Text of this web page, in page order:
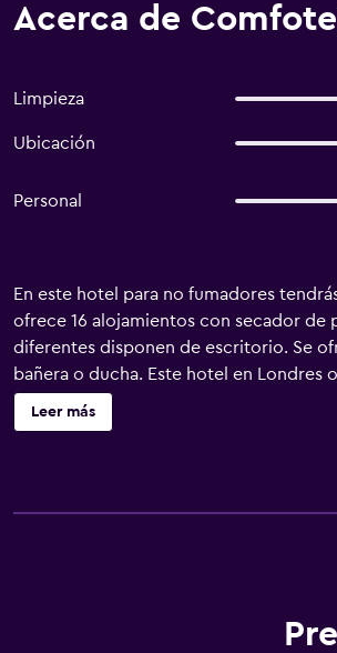
Acerca de
Limpieza
Ubicación
Personal
En este hotel para no fumadores
ofrece 16 alojamientos con secador
diferentes disponen de escritorio. Se
bañera o ducha. Este hotel en
solicitar tabla de planchar con plancha.
Leer más